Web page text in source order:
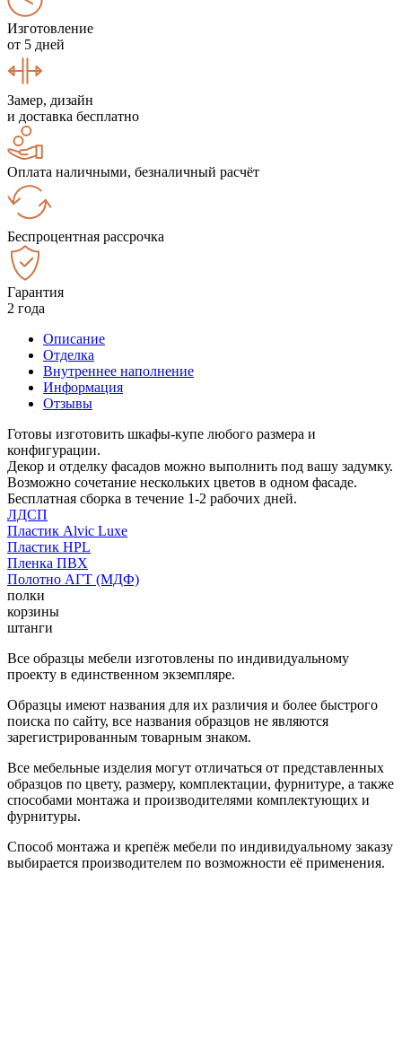
Изготовление
от 5 дней
Замер, дизайн
и доставка бесплатно
Оплата наличными, безналичный расчёт
Беспроцентная рассрочка
Гарантия
2 года
Описание
Отделка
Внутреннее наполнение
Информация
Отзывы
Готовы изготовить шкафы-купе любого размера и
конфигурации.
Декор и отделку фасадов можно выполнить под вашу задумку.
Возможно сочетание нескольких цветов в одном фасаде.
Бесплатная сборка в течение 1-2 рабочих дней.
ЛДСП
Пластик Alvic Luxe
Пластик HPL
Пленка ПВХ
Полотно АГТ (МДФ)
полки
корзины
штанги
Все образцы мебели изготовлены по индивидуальному
проекту в единственном экземпляре.
Образцы имеют названия для их различия и более быстрого
поиска по сайту, все названия образцов не являются
зарегистрированным товарным знаком.
Все мебельные изделия могут отличаться от представленных
образцов по цвету, размеру, комплектации, фурнитуре, а также
способами монтажа и производителями комплектующих и
фурнитуры.
Способ монтажа и крепёж мебели по индивидуальному заказу
выбирается производителем по возможности её применения.